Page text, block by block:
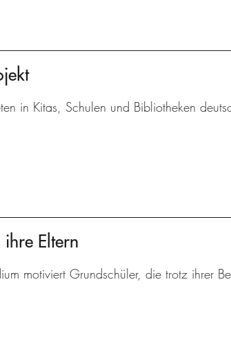
in Kitas, Schulen und Bibliotheken
Eltern
motiviert Grundschüler, die trotz ihrer